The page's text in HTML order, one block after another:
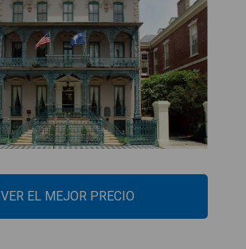
VER EL MEJOR PRECIO